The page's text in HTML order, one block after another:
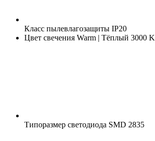
Класс пылевлагозащиты IP20
Цвет свечения Warm | Тёплый 3000 K
Типоразмер светодиода SMD 2835